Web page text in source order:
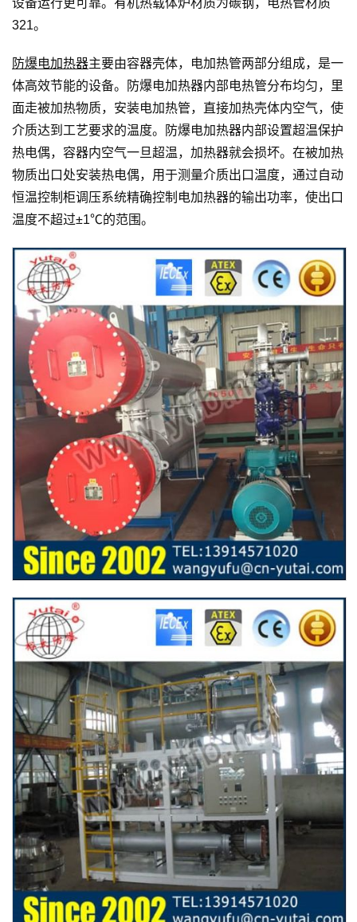
设备运行更可靠。有机热载体炉材质为碳钢，电热管材质
321。
防爆电加热器主要由容器壳体，电加热管两部分组成，是一
体高效节能的设备。防爆电加热器内部电热管分布均匀，里
面走被加热物质，安装电加热管，直接加热壳体内空气，使
介质达到工艺要求的温度。防爆电加热器内部设置超温保护
热电偶，容器内空气一旦超温，加热器就会损坏。在被加热
物质出口处安装热电偶，用于测量介质出口温度，通过自动
恒温控制柜调压系统精确控制电加热器的输出功率，使出口
温度不超过±1℃的范围。